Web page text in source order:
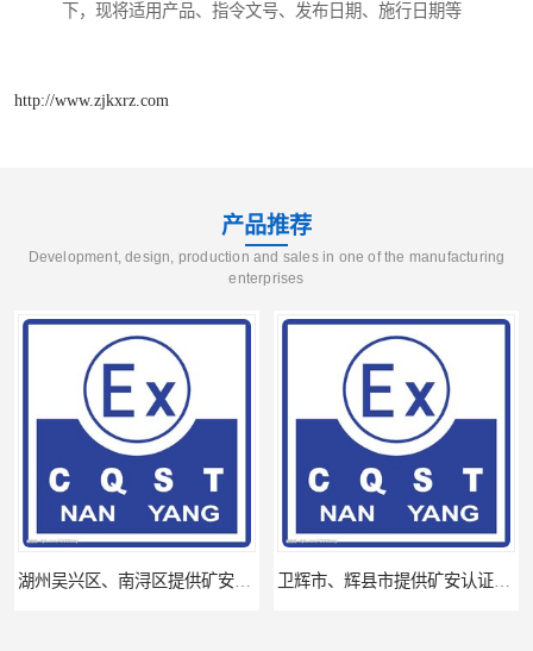
下，现将适用产品、指令文号、发布日期、施行日期等
http://www.zjkxrz.com
产品推荐
Development, design, production and sales in one of the manufacturing
enterprises